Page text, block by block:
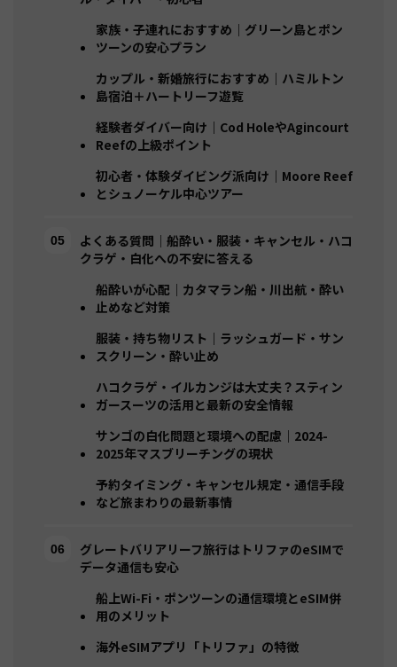
家族・子連れにおすすめ｜グリーン島とポン
ツーンの安心プラン
カップル・新婚旅行におすすめ｜ハミルトン
島宿泊＋ハートリーフ遊覧
経験者ダイバー向け｜Cod HoleやAgincourt
Reefの上級ポイント
初心者・体験ダイビング派向け｜Moore Reef
とシュノーケル中心ツアー
よくある質問｜船酔い・服装・キャンセル・ハコ
クラゲ・白化への不安に答える
船酔いが心配｜カタマラン船・川出航・酔い
止めなど対策
服装・持ち物リスト｜ラッシュガード・サン
スクリーン・酔い止め
ハコクラゲ・イルカンジは大丈夫？スティン
ガースーツの活用と最新の安全情報
サンゴの白化問題と環境への配慮｜2024-
2025年マスブリーチングの現状
予約タイミング・キャンセル規定・通信手段
など旅まわりの最新事情
グレートバリアリーフ旅行はトリファのeSIMで
データ通信も安心
船上Wi-Fi・ポンツーンの通信環境とeSIM併
用のメリット
海外eSIMアプリ「トリファ」の特徴